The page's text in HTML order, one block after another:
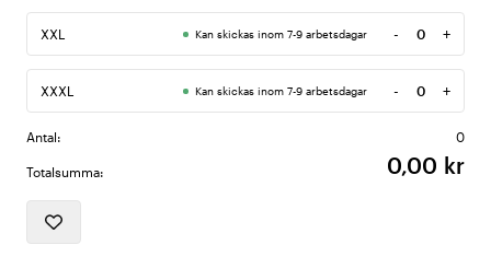
XXL Kan skickas inom 7-9 arbetsdagar -
Antal
+
XXXL Kan skickas inom 7-9 arbetsdagar -
Antal
+
Antal: 0
Totalsumma: 0,00 kr